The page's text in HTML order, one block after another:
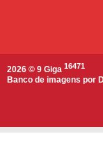
2026 © 9 Giga 16471
Banco de imagens por